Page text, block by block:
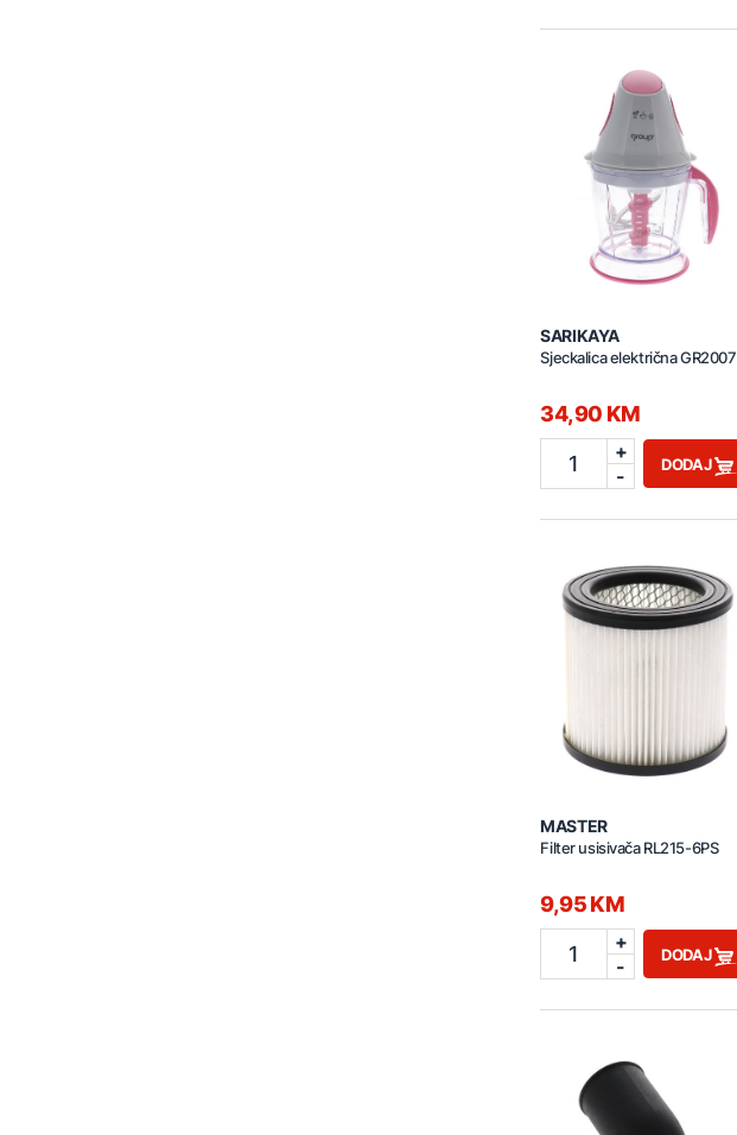
SARIKAYA
Sjeckalica električna GR2007
34,90 KM
1
+
-
DODAJ
MASTER
Filter usisivača RL215-6PS
9,95 KM
1
+
-
DODAJ